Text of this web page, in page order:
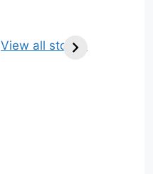
View all stories
ज्योतिर्लिंग | नाम, स्थान एवं